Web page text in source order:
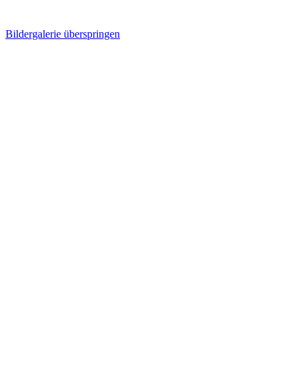
Bildergalerie überspringen